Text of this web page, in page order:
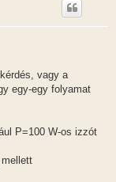
vagy a
egy-egy folyamat
P=100 W-os izzót